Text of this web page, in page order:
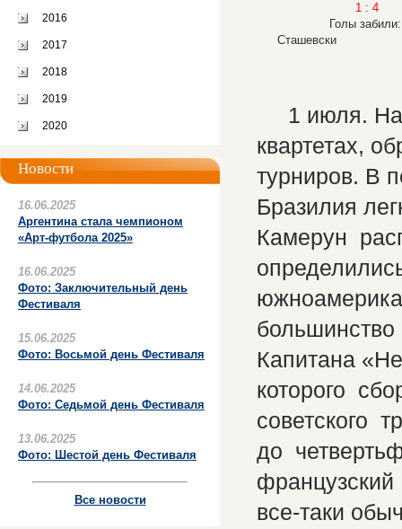
2016
2017
2018
2019
2020
Новости
16.06.2025
Аргентина стала чемпионом
«Арт-футбола 2025»
16.06.2025
Фото: Заключительный день
Фестиваля
15.06.2025
Фото: Восьмой день Фестиваля
14.06.2025
Фото: Седьмой день Фестиваля
13.06.2025
Фото: Шестой день Фестиваля
Все новости
1 : 4
Голы
Сташевски
1 июля.
квартетах,
турниров. В
Бразилия
Камерун
Капитана
которого
советского
до
все-таки